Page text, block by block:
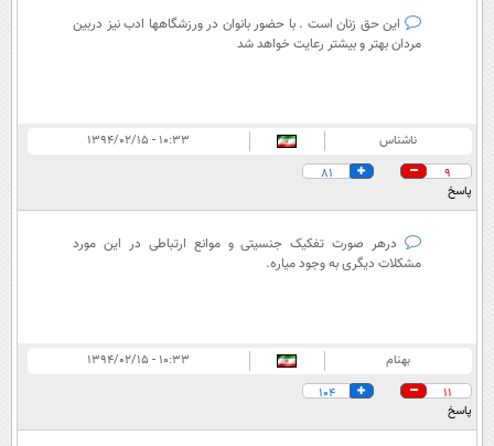
اين حق زنان است . با حضور بانوان در ورزشگاهها ادب نيز دربين
مردان بهتر و بيشتر رعايت خواهد شد
ناشناس
۱۰:۳۳ - ۱۳۹۴/۰۲/۱۵
9
81
پاسخ
درهر صورت تفکیک جنسیتی و موانع ارتباطی در این مورد
مشکلات دیگری به وجود میاره.
بهنام
۱۰:۳۳ - ۱۳۹۴/۰۲/۱۵
11
104
پاسخ